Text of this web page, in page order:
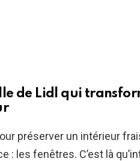
de Lidl qui
préserver un intérieur
: les fenêtres. C’est là